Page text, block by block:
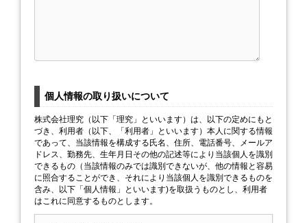
個人情報の取り扱いについて
株式会社理究（以下「理究」といいます）は、以下の定めにもと
づき、利用者（以下、「利用者」といいます）本人に関する情報
であって、当該情報を構成する氏名、住所、電話番号、メールア
ドレス、勤務先、生年月日その他の記述等により当該個人を識別
できるもの（当該情報のみでは識別できないが、他の情報と容易
に照合することができ、それにより当該個人を識別できるものを
含み、以下「個人情報」といいます)を取扱うものとし、利用者
はこれに同意するものとします。